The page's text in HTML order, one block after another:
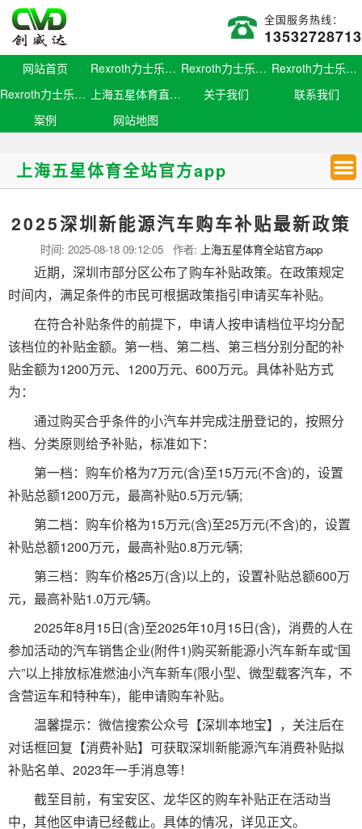
全国服务热线：
13532728713
网站首页 Rexroth力士乐滑块 Rexroth力士乐导轨
Rexroth力士乐螺母
Rexroth力士乐丝杆
上海五星体育直播官网 关于我们
联系我们
案例
网站地图
上海五星体育全站官方app
2025深圳新能源汽车购车补贴最新政策
时间: 2025-08-18 09:12:05作者: 上海五星体育全站官方app
近期，深圳市部分区公布了购车补贴政策。在政策规定
时间内，满足条件的市民可根据政策指引申请买车补贴。
在符合补贴条件的前提下，申请人按申请档位平均分配
该档位的补贴金额。第一档、第二档、第三档分别分配的补
贴金额为1200万元、1200万元、600万元。具体补贴方式
为：
通过购买合乎条件的小汽车并完成注册登记的，按照分
档、分类原则给予补贴，标准如下：
第一档：购车价格为7万元(含)至15万元(不含)的，设置
补贴总额1200万元，最高补贴0.5万元/辆;
第二档：购车价格为15万元(含)至25万元(不含)的，设置
补贴总额1200万元，最高补贴0.8万元/辆;
第三档：购车价格25万(含)以上的，设置补贴总额600万
元，最高补贴1.0万元/辆。
2025年8月15日(含)至2025年10月15日(含)，消费的人在
参加活动的汽车销售企业(附件1)购买新能源小汽车新车或“国
六”以上排放标准燃油小汽车新车(限小型、微型载客汽车，不
含营运车和特种车)，能申请购车补贴。
温馨提示：微信搜索公众号【深圳本地宝】，关注后在
对话框回复【消费补贴】可获取深圳新能源汽车消费补贴拟
补贴名单、2023年一手消息等！
截至目前，有宝安区、龙华区的购车补贴正在活动当
中，其他区申请已经截止。具体的情况，详见正文。